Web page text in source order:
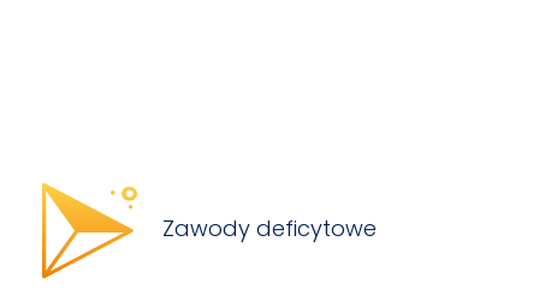
Zawody deficytowe